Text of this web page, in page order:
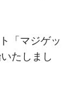
「マジゲッ
たしまし